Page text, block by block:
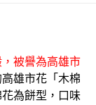
被譽為高雄市
雄市花「木棉
為餅型，口味